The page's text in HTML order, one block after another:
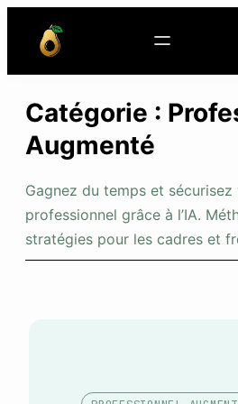
contenu
Catégorie :
Augmenté
Gagnez du temps et
professionnel grâce à l’IA.
stratégies pour les cadres et